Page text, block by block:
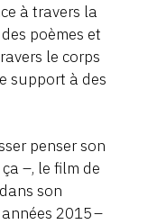
à travers la
poèmes et
le corps
support à des
penser son
–, le film de
son
2015 –